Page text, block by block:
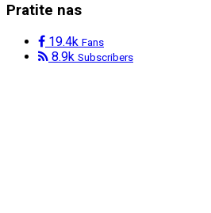
Pratite nas
19.4k Fans
8.9k Subscribers